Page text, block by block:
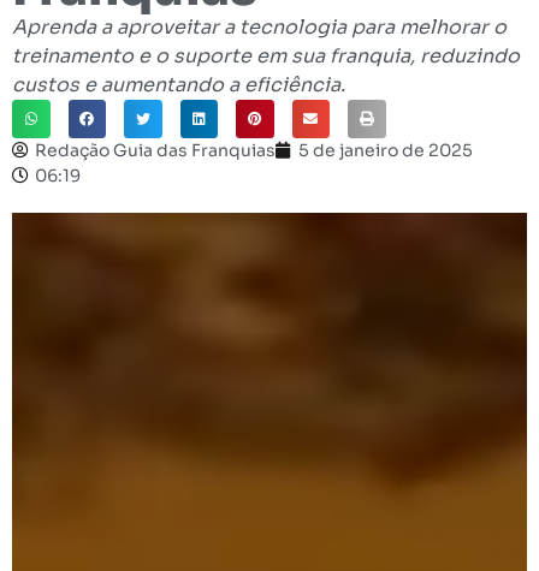
Aprenda a aproveitar a tecnologia para melhorar o
treinamento e o suporte em sua franquia, reduzindo
custos e aumentando a eficiência.
Redação Guia das Franquias
5 de janeiro de 2025
06:19